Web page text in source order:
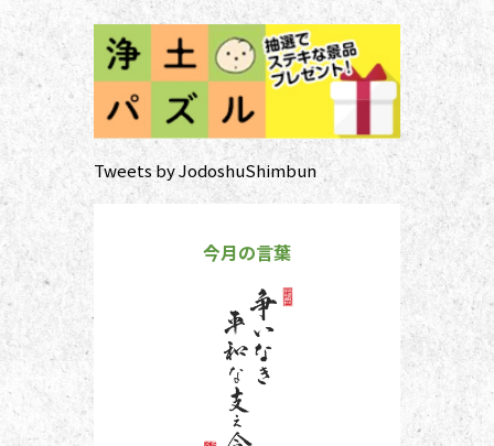
Tweets by JodoshuShimbun
今月の言葉